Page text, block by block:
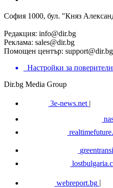
София 1000, бул. "Княз
Редакция: info@dir.bg
Реклама: sales@dir.bg
Помощен център: support@dir.bg
Настройки за
Dir.bg Media Group
3e-news.net |
webreport.bg